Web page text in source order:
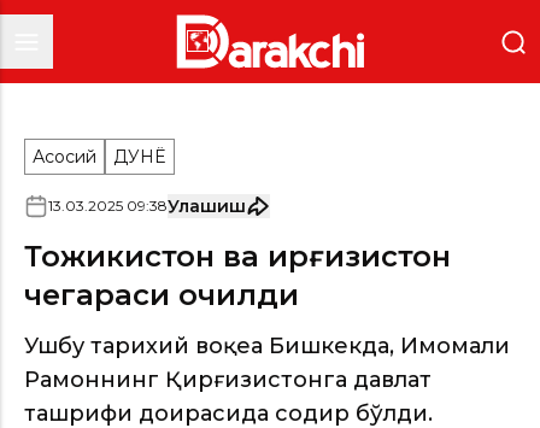
Асосий ДУНË
13.03.2025 09:38Улашиш
Тожикистон ва Қирғизистон
чегараси очилди
Ушбу тарихий воқеа Бишкекда, Имомали
Раҳмоннинг Қирғизистонга давлат
ташрифи доирасида содир бўлди.